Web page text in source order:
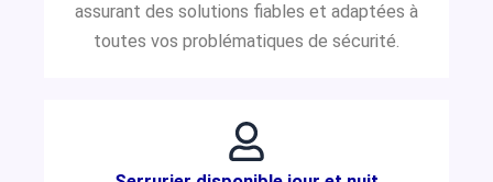
assurant des solutions fiables et adaptées à
toutes vos problématiques de sécurité.